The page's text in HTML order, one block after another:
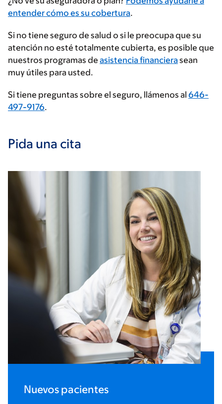
su
de
seguros
entender cómo es su cobertura.
Si no tiene seguro de salud o si le preocupa que su
atención no esté totalmente cubierta, es posible que
nuestros programas de asistencia financierasean
muy útiles para usted.
Si tiene preguntas sobre el seguro, llámenos al 646-
497-9176.
Pida una cita
Nuevos pacientes